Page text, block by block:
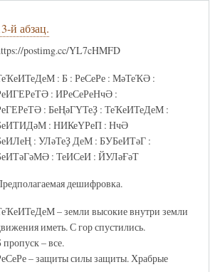
й абзац.
postimg.cc/YL7cHMFD
: Б : РеСеРе : МәТеҠӘ :
: ИРеСеРеНчӘ :
: БеҢәГҮТеҘ : ТеҠеИТеДеМ :
: НИКеҮРеП : НчӘ
: УЛәТеҘ ДеМ : БУБеИТәГ :
: ТеИСеИ : ЙУЛәҒәТ
дешифровка.
– земли высокие внутри земли
иметь. С гор спустились.
пропуск – все.
– защиты силы защиты. Храбрые